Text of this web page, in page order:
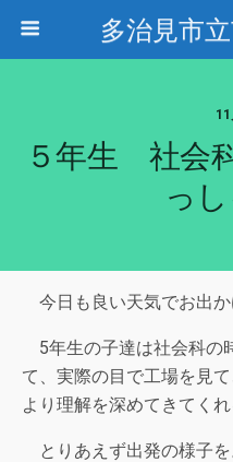
多治見市
11
５年生 社会
っ
今日も良い天気でお出か
5年生の子達は社会科の
て、実際の目で工場を見
より理解を深めてきてくれ
とりあえず出発の様子を